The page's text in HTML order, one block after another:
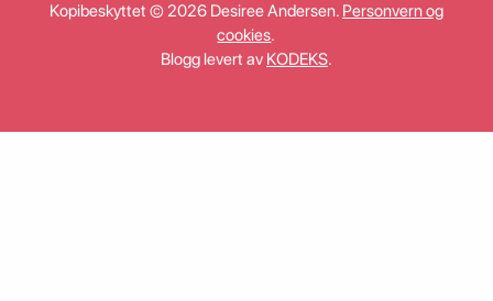
Kopibeskyttet © 2026 Desiree Andersen. Personvern og
cookies.
Blogg levert av KODEKS.